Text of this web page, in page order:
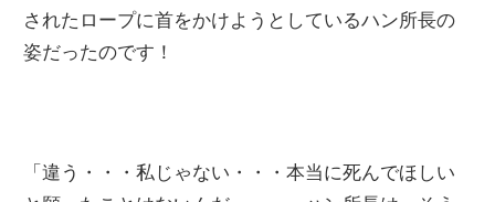
されたロープに首をかけようとしているハン所長の
姿だったのです！
「違う・・・私じゃない・・・本当に死んでほしい